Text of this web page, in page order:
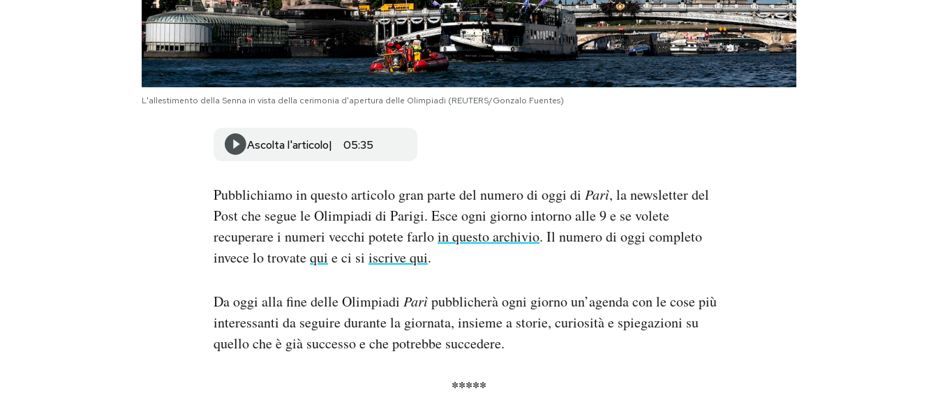
AREA PERSONALE
L'allestimento della Senna in vista della cerimonia d'apertura delle Olimpiadi (REUTERS/Gonzalo Fuentes)
Ascolta l'articolo 05:35
Pubblichiamo in questo articolo gran parte del numero di oggi di Parì, la newsletter del
Post che segue le Olimpiadi di Parigi. Esce ogni giorno intorno alle 9 e se volete
recuperare i numeri vecchi potete farloin questo archivio. Il numero di oggi completo
invece lo trovatequi e ci si iscrive qui.
Da oggi alla fine delle Olimpiadi Parìpubblicherà ogni giorno un’agenda con le cose più
interessanti da seguire durante la giornata, insieme a storie, curiosità e spiegazioni su
quello che è già successo e che potrebbe succedere.
*****